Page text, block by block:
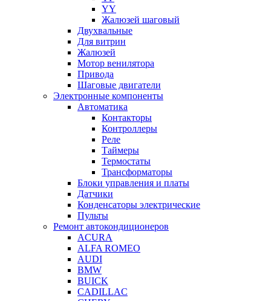
YY
Жалюзей шаговый
Двухвальные
Для витрин
Жалюзей
Мотор венилятора
Привода
Шаговые двигатели
Электронные компоненты
Автоматика
Контакторы
Контроллеры
Реле
Таймеры
Термостаты
Трансформаторы
Блоки управления и платы
Датчики
Конденсаторы электрические
Пульты
Ремонт автокондиционеров
ACURA
ALFA ROMEO
AUDI
BMW
BUICK
CADILLAC